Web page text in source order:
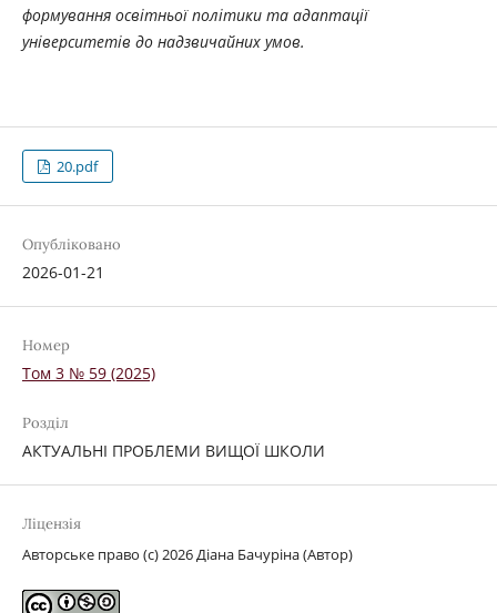
формування освітньої політики та адаптації
університетів до надзвичайних умов.
20.pdf
Опубліковано
2026-01-21
Номер
Том 3 № 59 (2025)
Розділ
АКТУАЛЬНІ ПРОБЛЕМИ ВИЩОЇ ШКОЛИ
Ліцензія
Авторське право (c) 2026 Діана Бачуріна (Автор)